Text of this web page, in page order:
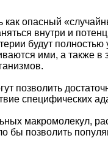
опасный
внутри и
будут
ими, а также
позволить
специфических
макромолекул,
бы позволить